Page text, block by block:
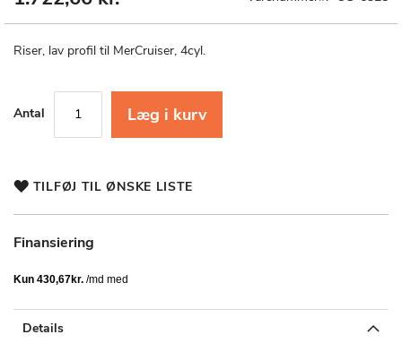
Riser, lav profil til MerCruiser, 4cyl.
Antal Læg i kurv
TILFØJ TIL ØNSKE LISTE
Finansiering
af
Details